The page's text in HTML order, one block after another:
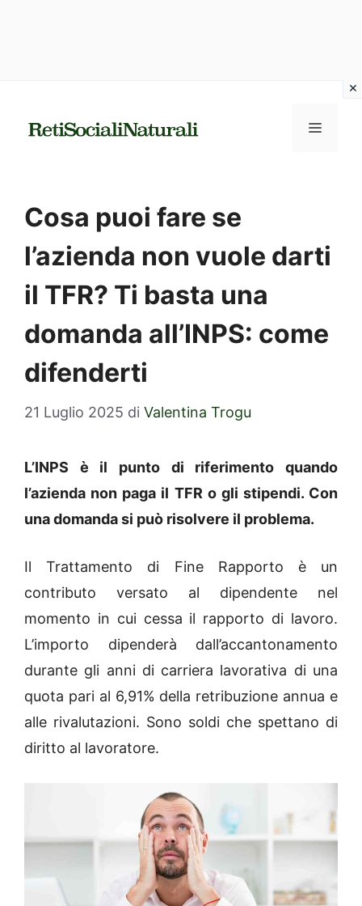
MENU
Cosa puoi fare se
l’azienda non vuole darti
il TFR? Ti basta una
domanda all’INPS: come
difenderti
21 Luglio 2025 di Valentina Trogu
L’INPS è il punto di riferimento quando
l’azienda non paga il TFR o gli stipendi. Con
una domanda si può risolvere il problema.
Il Trattamento di Fine Rapporto è un
contributo versato al dipendente nel
momento in cui cessa il rapporto di lavoro.
L’importo dipenderà dall’accantonamento
durante gli anni di carriera lavorativa di una
quota pari al 6,91% della retribuzione annua e
alle rivalutazioni. Sono soldi che spettano di
diritto al lavoratore.